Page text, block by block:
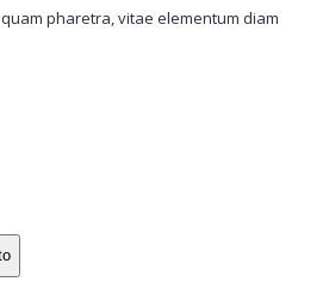
pharetra, vitae elementum diam